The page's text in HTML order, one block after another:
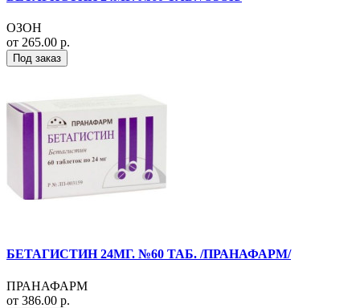
ОЗОН
от 265.00 р.
Под заказ
БЕТАГИСТИН 24МГ. №60 ТАБ. /ПРАНАФАРМ/
ПРАНАФАРМ
от 386.00 р.